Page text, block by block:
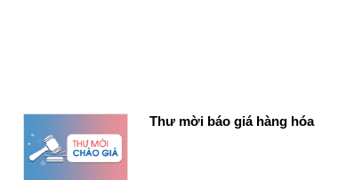
Thư mời báo giá hàng hóa